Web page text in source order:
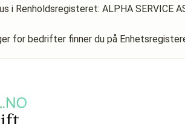
i Renholdsregisteret: ALPHA SERVICE
for bedrifter finner du på